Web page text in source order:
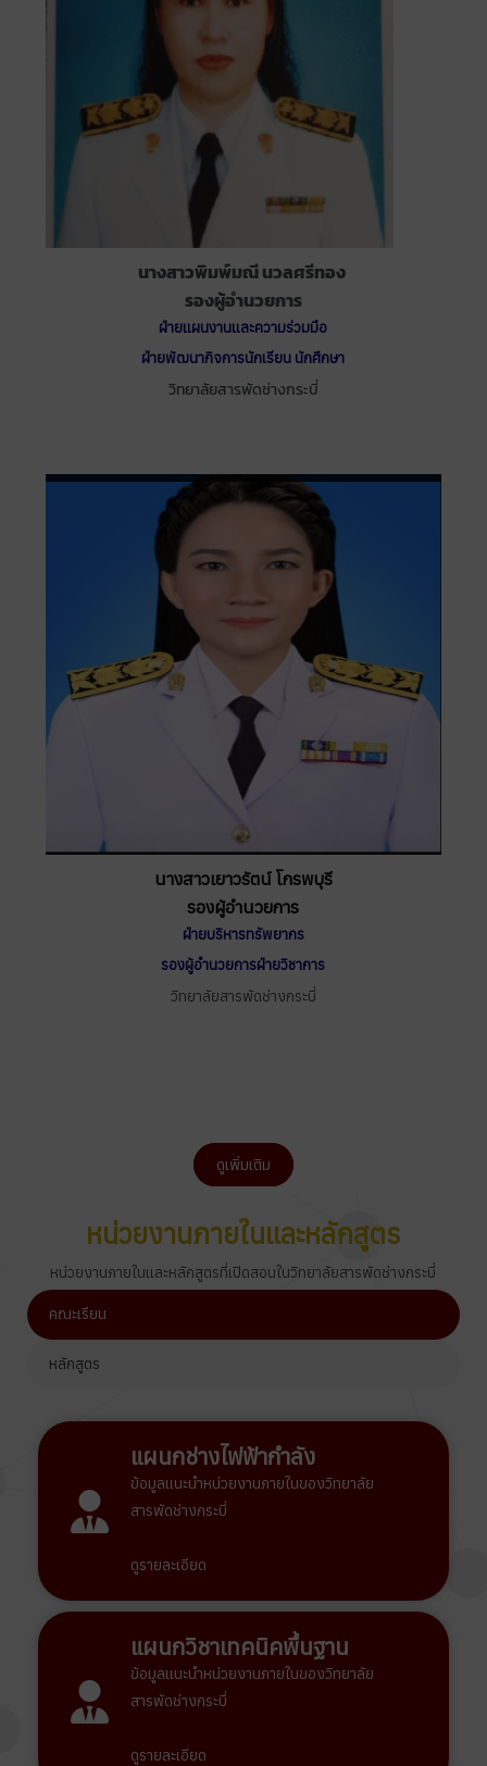
นางสาวพิมพ์มณี นวลศรีทอง
รองผู้อำนวยการ
ฝ่ายแผนงานและความร่วมมือ
ฝ่ายพัฒนากิจการนักเรียน นักศึกษา
วิทยาลัยสารพัดช่างกระบี่
นางสาวเยาวรัตน์ โกรพบุรี
รองผู้อำนวยการ
ฝ่ายบริหารทรัพยากร
รองผู้อำนวยการฝ่ายวิชาการ
วิทยาลัยสารพัดช่างกระบี่
ดูเพิ่มเติม
หน่วยงานภายในและหลักสูตร
หน่วยงานภายในและหลักสูตรที่เปิดสอนในวิทยาลัยสารพัดช่างกระบี่
คณะเรียน
หลักสูตร
แผนกช่างไฟฟ้ากำลัง
ข้อมูลแนะนำหน่วยงานภายในของวิทยาลัย
สารพัดช่างกระบี่
ดูรายละเอียด
แผนกวิชาเทคนิคพื้นฐาน
ข้อมูลแนะนำหน่วยงานภายในของวิทยาลัย
สารพัดช่างกระบี่
ดูรายละเอียด